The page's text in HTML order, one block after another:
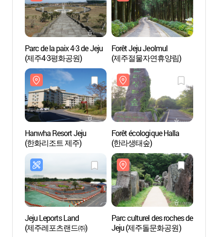
Parc de la paix 4·3 de Jeju
(제주4·3평화공원)
Forêt Jeju Jeolmul
(제주절물자연휴양림)
Hanwha Resort Jeju
(한화리조트 제주)
Forêt écologique Halla
(한라생태숲)
Jeju Leports Land
(제주레포츠랜드㈜)
Parc culturel des roches de
Jeju (제주돌문화공원)